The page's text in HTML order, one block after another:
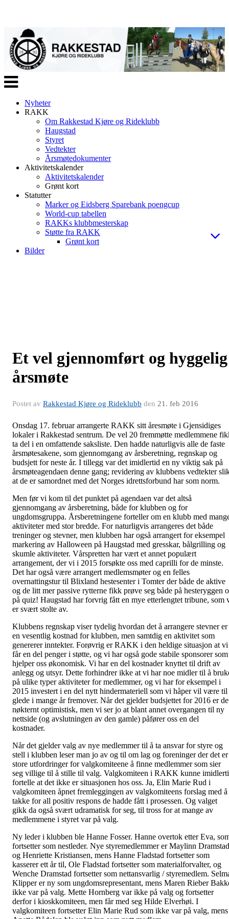
Veksle
navigasjon
Nyheter
RAKK
Om Rakkestad Kjøre og Rideklubb
Haugstad
Styret
Vedtekter
Årsmøtedokumenter
Aktivitetskalender
Aktivitetskalender
Grønt kort
Statutter
Marker og Eidsberg Sparebank poengcup
World-cup tabellen
RAKKs klubbmesterskap
Støtte fra RAKK
Grønt kort
Bilder
​Et vel gjennomført og hyggelig
årsmøte
Postet av Rakkestad Kjøre og Rideklubb den 21. feb 2016
Onsdag 17. februar arrangerte RAKK sitt åresmøte i Gjensidiges
lokaler i Rakkestad sentrum. De vel 20 fremmøtte medlemmene
ta del i en omfattende saksliste. Den hadde naturligvis alle de faste
årsmøtesakene, som gjennomgang av årsberetning, regnskap og
budsjett for neste år. I tillegg var det imidlertid en ny viktig sak på
årsmøteagendaen denne gang; revidering av klubbens vedtekter
at de er samordnet med det Norges idrettsforbund har som norm.
Men før vi kom til det punktet på agendaen var det altså
gjennomgang av årsberetning, både for klubben og for
ungdomsgruppa. Årsberetningene forteller om en klubb med
aktiviteter med stor bredde. For naturligvis arrangeres det både
treninger og stevner, men klubben har også arrangert for eksempel
markering av Halloween på Haugstad med gresskar, bålgrilling og
skumle aktiviteter. Vårspretten har vært et annet populært
arrangement, der vi i 2015 forsøkte oss med caprilli for de minste.
Det har også være arrangert medlemsmøter og en felles
overnattingstur til Blixland hestesenter i Tomter der både de aktive
og de litt mer passive rytterne fikk prøve seg både på hesteryggen
på quiz! Haugstad har forvrig fått en mye etterlengtet tribune, som
er svært stolte av.
Klubbens regnskap viser tydelig hvordan det å arrangere stevner er
en vesentlig kostnad for klubben, men samtdig en aktivitet som
genererer inntekter. Forøvrig er RAKK i den heldige situasjon at vi
får en del penger i støtte, og vi har også gode stabile sponsorer som
hjelper oss økonomisk. Vi har en del kostnader knyttet til drift av
anlegg og utsyr. Dette forhindrer ikke at vi har noe midler til å
på ulike typer aktiviteter for medlemmer, og vi har for eksempel i
2015 investert i en del nytt hindermateriell som vi håper vil være til
glede i mange år fremover. Når det gjelder budsjettet for 2016 er
nøkternt optimistisk, men vi ser jo at blant annet overgangen til ny
nettside (og avslutningen av den gamle) påfører oss en del
kostnader.
Når det gjelder valg av nye medlemmer til å ta ansvar for styre og
stell i klubben leser man jo av og til om lag og foreninger der det er
store utfordringer for valgkomiteene å finne medlemmer som sier
seg villige til å stille til valg. Valgkomiteen i RAKK kunne
fortelle at det ikke er situasjonen hos oss. Ja, Elin Marie Rud i
valgkomiteen åpnet fremleggingen av valgkomiteens forslag med å
takke for all positiv respons de hadde fått i prosessen. Og valget
gikk da også svært udramatisk for seg, til tross for at mange av
medlemmene i styret var på valg.
Ny leder i klubben ble Hanne Fosser. Hanne overtok etter Eva,
fortsetter som nestleder. Nye styremedlemmer er Maylinn Dramstad
og Henriette Kristiansen, mens Hanne Fladstad fortsetter som
kasserer ett år til, Ole Fladstad fortsetter som materialforvalter, og
Wenche Dramstad fortsetter som nettansvarlig / styremedlem.
Klipper er ny som ungdomsrepresentant, mens Maren Rieber
ikke var på valg. Mette Hornberg var ikke på valg og fortsetter
derfor i kioskkomiteen, men får med seg Hilde Elverhøi. I
valgkomiteen fortsetter Elin Marie Rud som ikke var på valg, mens